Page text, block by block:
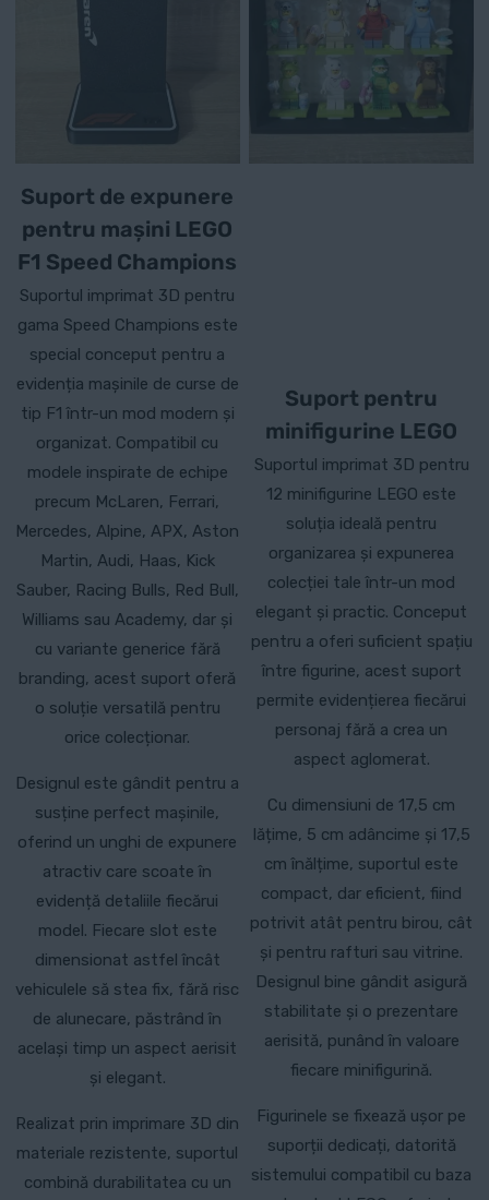
Suport de expunere
pentru mașini LEGO
F1 Speed Champions
Suportul imprimat 3D pentru
gama Speed Champions este
special conceput pentru a
evidenția mașinile de curse de
tip F1 într-un mod modern și
organizat. Compatibil cu
modele inspirate de echipe
precum McLaren, Ferrari,
Mercedes, Alpine, APX, Aston
Martin, Audi, Haas, Kick
Sauber, Racing Bulls, Red Bull,
Williams sau Academy, dar și
cu variante generice fără
branding, acest suport oferă
o soluție versatilă pentru
orice colecționar.
Designul este gândit pentru a
susține perfect mașinile,
oferind un unghi de expunere
atractiv care scoate în
evidență detaliile fiecărui
model. Fiecare slot este
dimensionat astfel încât
vehiculele să stea fix, fără risc
de alunecare, păstrând în
același timp un aspect aerisit
și elegant.
Realizat prin imprimare 3D din
materiale rezistente, suportul
combină durabilitatea cu un
Suport pentru
minifigurine LEGO
Suportul imprimat 3D pentru
12 minifigurine LEGO este
soluția ideală pentru
organizarea și expunerea
colecției tale într-un mod
elegant și practic. Conceput
pentru a oferi suficient spațiu
între figurine, acest suport
permite evidențierea fiecărui
personaj fără a crea un
aspect aglomerat.
Cu dimensiuni de 17,5 cm
lățime, 5 cm adâncime și 17,5
cm înălțime, suportul este
compact, dar eficient, fiind
potrivit atât pentru birou, cât
și pentru rafturi sau vitrine.
Designul bine gândit asigură
stabilitate și o prezentare
aerisită, punând în valoare
fiecare minifigurină.
Figurinele se fixează ușor pe
suporții dedicați, datorită
sistemului compatibil cu baza